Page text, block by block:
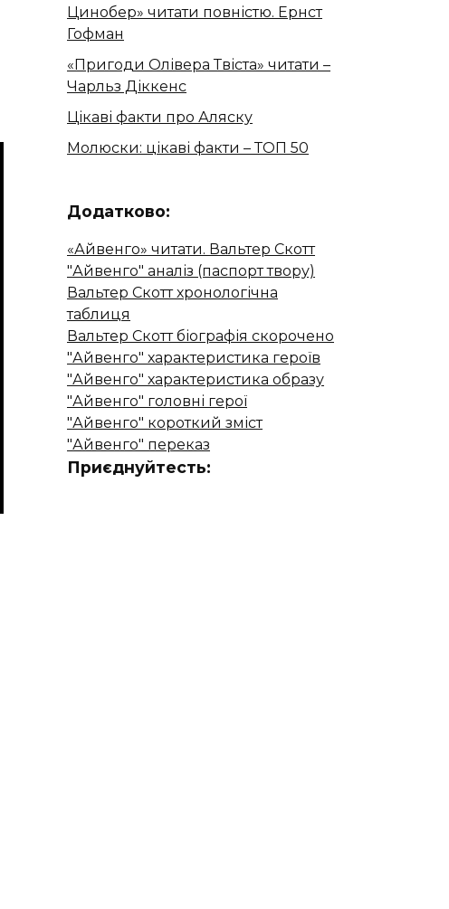
Цинобер» читати повністю. Ернст
Гофман
«Пригоди Олівера Твіста» читати –
Чарльз Діккенс
Цікаві факти про Аляску
Молюски: цікаві факти – ТОП 50
Додатково:
«Айвенго» читати. Вальтер Скотт
"Айвенго" аналіз (паспорт твору)
Вальтер Скотт хронологічна
таблиця
Вальтер Скотт біографія скорочено
"Айвенго" характеристика героїв
"Айвенго" характеристика образу
"Айвенго" головні герої
"Айвенго" короткий зміст
"Айвенго" переказ
Приєднуйтесть: